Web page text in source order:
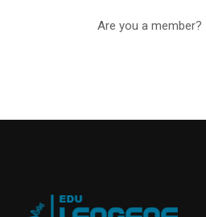
Are you a member?